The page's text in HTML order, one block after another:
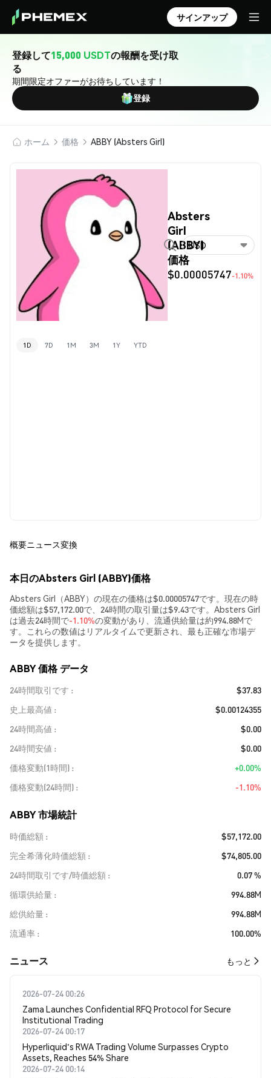
サインアップ
登録して15,000 USDTの報酬を受け取
る
期間限定オファーがお待ちしています！
登録
ホーム 価格 ABBY (Absters Girl)
Absters
Girl
(ABBY)
価格
$0.00005747-1.10%
USD
1D 7D 1M 3M 1Y YTD
概要ニュース変換
本日のAbsters Girl (ABBY)価格
Absters Girl（ABBY）の現在の価格は$0.00005747です。現在の時
価総額は$57,172.00で、24時間の取引量は$9.43です。Absters Girl
は過去24時間で-1.10%の変動があり、流通供給量は約994.88Mで
す。これらの数値はリアルタイムで更新され、最も正確な市場デ
ータを提供します。
ABBY 価格 データ
24時間取引です
$37.83
史上最高値
$0.00124355
24時間高値
$0.00
24時間安値
$0.00
価格変動(1時間)
+0.00%
価格変動(24時間)
-1.10%
ABBY 市場統計
時価総額
$57,172.00
完全希薄化時価総額
$74,805.00
24時間取引です/時価総額
0.07 %
循環供給量
994.88M
総供給量
994.88M
流通率
100.00%
​​ニュース​​ もっと
2026-07-24 00:26
Zama Launches Confidential RFQ Protocol for Secure
Institutional Trading
2026-07-24 00:17
Hyperliquid's RWA Trading Volume Surpasses Crypto
Assets, Reaches 54% Share
2026-07-24 00:14